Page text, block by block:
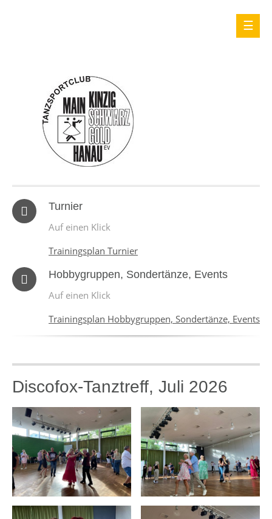
Turnier
Auf einen Klick
Trainingsplan Turnier
Hobbygruppen, Sondertänze, Events
Auf einen Klick
Trainingsplan Hobbygruppen, Sondertänze, Events
Discofox-Tanztreff, Juli 2026